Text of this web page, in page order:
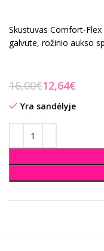
Skustuvas Comfort-Flex
galvute, rožinio aukso
16,00€12,64€
Yra sandėlyje